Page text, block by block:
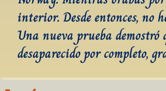
interior. Desde entonces, no
Una nueva prueba
desaparecido por completo,